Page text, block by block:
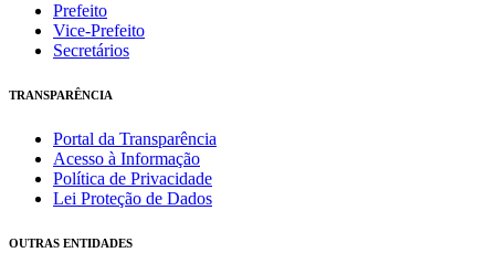
Prefeito
Vice-Prefeito
Secretários
TRANSPARÊNCIA
Portal da Transparência
Acesso à Informação
Política de Privacidade
Lei Proteção de Dados
OUTRAS ENTIDADES